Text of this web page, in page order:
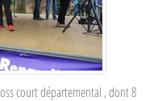
court départemental , dont 8